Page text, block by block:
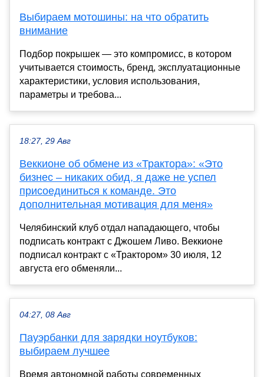
Выбираем мотошины: на что обратить
внимание
Подбор покрышек — это компромисс, в котором
учитывается стоимость, бренд, эксплуатационные
характеристики, условия использования,
параметры и требова...
18:27, 29 Авг
Веккионе об обмене из «Трактора»: «Это
бизнес – никаких обид, я даже не успел
присоединиться к команде. Это
дополнительная мотивация для меня»
Челябинский клуб отдал нападающего, чтобы
подписать контракт с Джошем Ливо. Веккионе
подписал контракт с «Трактором» 30 июля, 12
августа его обменяли...
04:27, 08 Авг
Пауэрбанки для зарядки ноутбуков:
выбираем лучшее
Время автономной работы современных